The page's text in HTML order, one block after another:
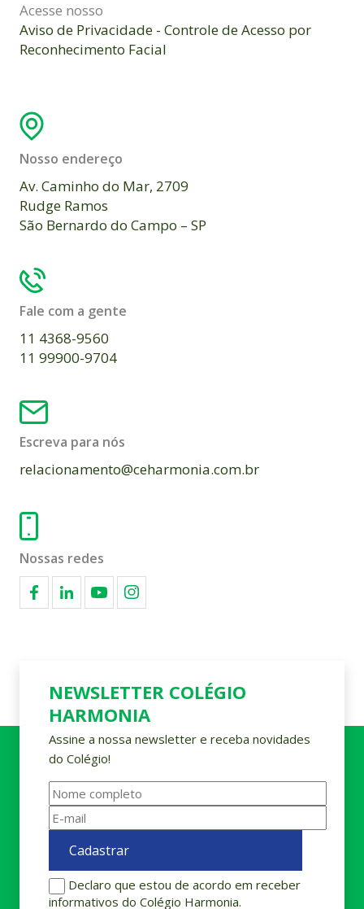
Acesse nosso
Aviso de Privacidade - Controle de Acesso por
Reconhecimento Facial
Nosso endereço
Av. Caminho do Mar, 2709
Rudge Ramos
São Bernardo do Campo – SP
Fale com a gente
11 4368-9560
11 99900-9704
Escreva para nós
relacionamento@ceharmonia.com.br
Nossas redes
NEWSLETTER COLÉGIO
HARMONIA
Assine a nossa newsletter e receba novidades
do Colégio!
Declaro que estou de acordo em receber
informativos do Colégio Harmonia.